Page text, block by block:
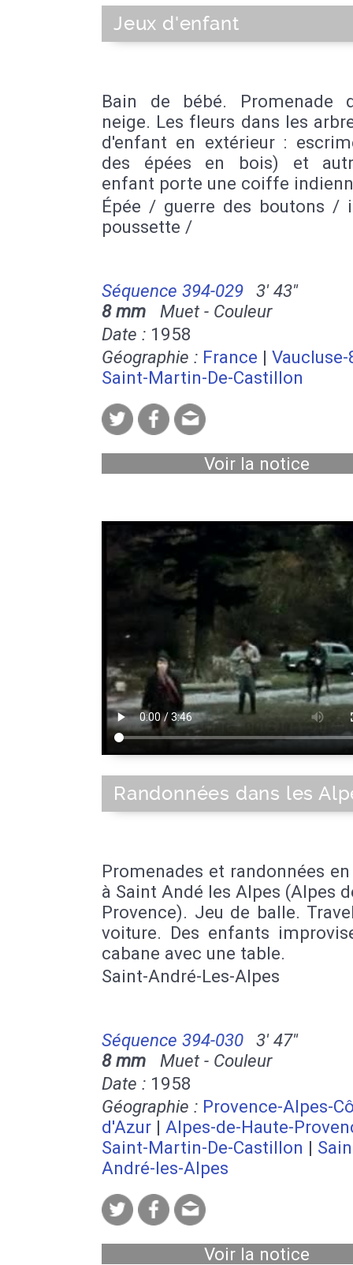
Jeux d'enfant
Bain de bébé. Promenade
neige. Les fleurs dans les
d'enfant en extérieur :
des épées en bois) et
enfant porte une coiffe
Épée / guerre des boutons /
poussette /
Séquence 394-029
3' 43''
8 mm Muet - Couleur
Date : 1958
Géographie : France |
Saint-Martin-De-Castillon
Voir la notice
Randonnées dans les
Promenades et randonnées
à Saint Andé les Alpes (Alpes
Provence). Jeu de balle.
voiture. Des enfants
cabane avec une table.
Saint-André-Les-Alpes
Séquence 394-030
3' 47''
8 mm Muet - Couleur
Date : 1958
Géographie : Provence-Alpes-
d'Azur | Alpes-de-Haute-
Saint-Martin-De-Castillon |
André-les-Alpes
Voir la notice